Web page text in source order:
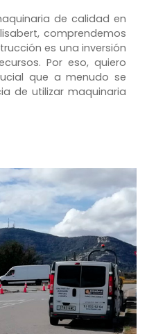
de calidad en
comprendemos
es una inversión
Por eso, quiero
que a menudo se
de utilizar maquinaria